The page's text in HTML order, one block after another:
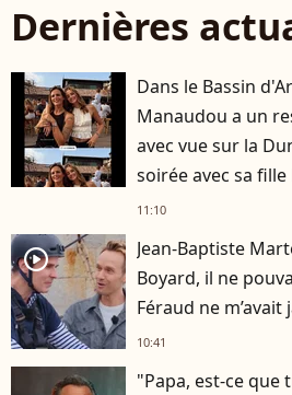
Dernières
Dans le Bassin
Manaudou a un
avec vue sur la
soirée avec sa
11:10
player2
Jean-Baptiste
Boyard, il ne
Féraud ne
10:41
"Papa, est-ce que